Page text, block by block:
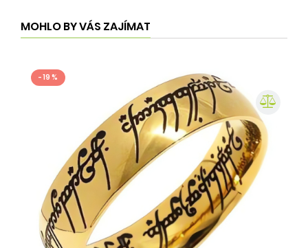
MOHLO BY VÁS ZAJÍMAT
- 19 %